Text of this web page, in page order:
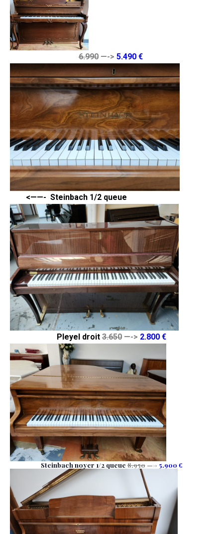
6.990—-> 5.490 €
<——- Steinbach 1/2 queue
Pleyel droit 3.650 —-> 2.800 €
Steinbach noyer 1/2 queue8.950—-> 5.900 €